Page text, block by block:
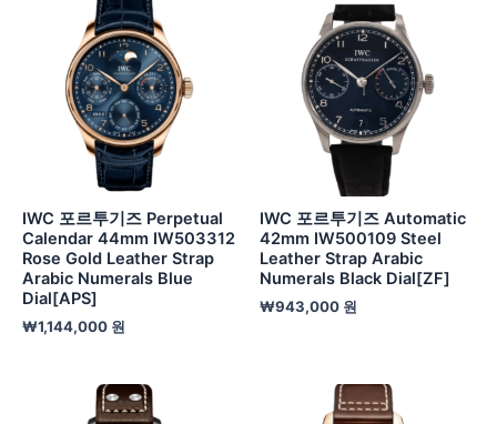
IWC 포르투기즈 Perpetual
Calendar 44mm IW503312
Rose Gold Leather Strap
Arabic Numerals Blue
Dial[APS]
₩1,144,000 원
IWC 포르투기즈 Automatic
42mm IW500109 Steel
Leather Strap Arabic
Numerals Black Dial[ZF]
₩943,000 원